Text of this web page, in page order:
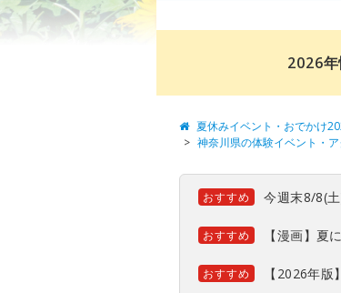
2026
夏休みイベント・おでかけ
神奈川県の体験イベント・
おすすめ 今週末8/8(
おすすめ 【漫画】夏
おすすめ 【2026年